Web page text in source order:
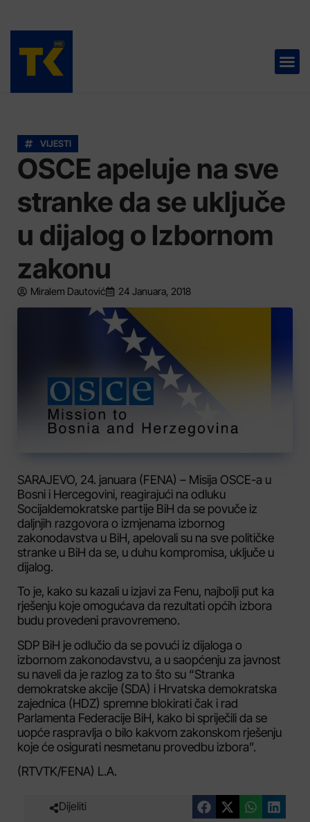
VIJESTI
OSCE apeluje na sve
stranke da se uključe
u dijalog o Izbornom
zakonu
Miralem Dautović 24 Januara, 2018
SARAJEVO, 24. januara (FENA) – Misija OSCE-a u
Bosni i Hercegovini, reagirajući na odluku
Socijaldemokratske partije BiH da se povuče iz
daljnjih razgovora o izmjenama izbornog
zakonodavstva u BiH, apelovali su na sve političke
stranke u BiH da se, u duhu kompromisa, uključe u
dijalog.
To je, kako su kazali u izjavi za Fenu, najbolji put ka
rješenju koje omogućava da rezultati općih izbora
budu provedeni pravovremeno.
SDP BiH je odlučio da se povući iz dijaloga o
izbornom zakonodavstvu, a u saopćenju za javnost
su naveli da je razlog za to što su “Stranka
demokratske akcije (SDA) i Hrvatska demokratska
zajednica (HDZ) spremne blokirati čak i rad
Parlamenta Federacije BiH, kako bi spriječili da se
uopće raspravlja o bilo kakvom zakonskom rješenju
koje će osigurati nesmetanu provedbu izbora”.
(RTVTK/FENA) L.A.
Dijeliti